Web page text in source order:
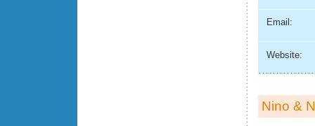
Email:
Website:
Nino &